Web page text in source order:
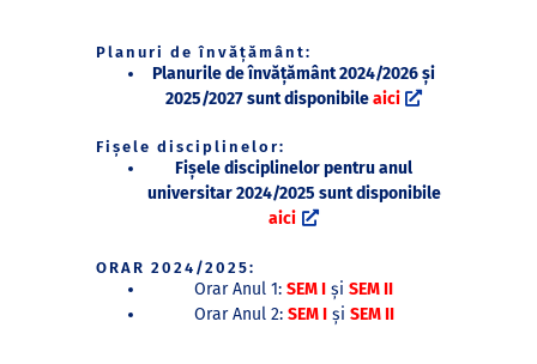
Planuri de învățământ:
Planurile de învățământ 2024/2026 și
2025/2027 sunt disponibileaici
Fișele disciplinelor:
Fișele disciplinelor pentru anul
universitar 2024/2025 sunt disponibile
aici
ORAR 2024/2025:
Orar Anul 1: SEM I și SEM II
Orar Anul 2: SEM I și SEM II